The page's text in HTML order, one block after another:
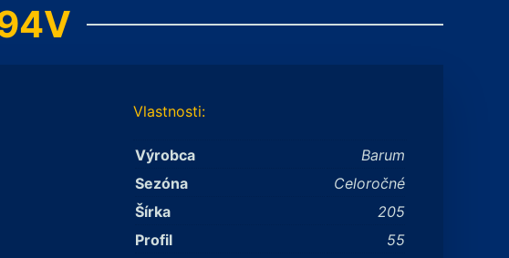
Vlastnosti:
Výrobca
Barum
Sezóna
Celoročné
Šírka
205
Profil
55